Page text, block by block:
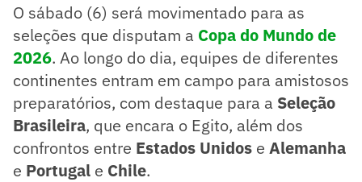
O sábado (6) será movimentado para as
seleções que disputam a Copa do Mundo de
2026. Ao longo do dia, equipes de diferentes
continentes entram em campo para amistosos
preparatórios, com destaque para a Seleção
Brasileira, que encara o Egito, além dos
confrontos entre Estados Unidos e Alemanha
e Portugal e Chile.